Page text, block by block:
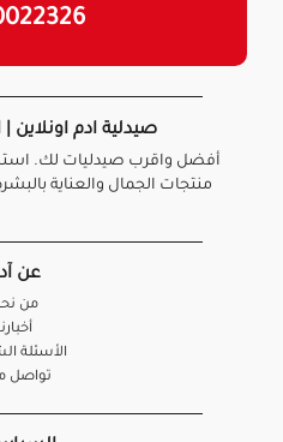
صيدلية ادم
أفضل واقرب صيدليات لك.
منتجات الجمال والعناية
عن
من
الأسئلة
تواصل